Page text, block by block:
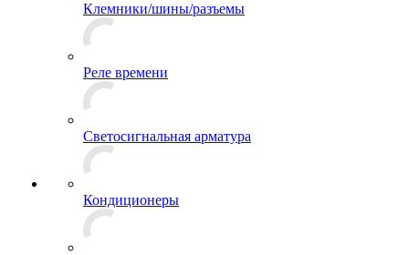
Клемники/шины/разъемы
Реле времени
Светосигнальная арматура
Кондиционеры